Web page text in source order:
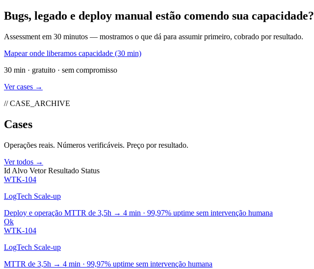
Bugs, legado e deploy manual estão comendo sua capacidade?
Assessment em 30 minutos — mostramos o que dá para assumir primeiro, cobrado por resultado.
Mapear onde liberamos capacidade (30 min)
30 min · gratuito · sem compromisso
Ver cases →
// CASE_ARCHIVE
Cases
Operações reais. Números verificáveis. Preço por resultado.
Ver todos →
Id Alvo Vetor Resultado Status
WTK-104
LogTech Scale-up
Deploy e operação MTTR de 3,5h → 4 min · 99,97% uptime sem intervenção humana
Ok
WTK-104
LogTech Scale-up
MTTR de 3,5h → 4 min · 99,97% uptime sem intervenção humana